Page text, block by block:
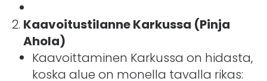
Kaavoitustilanne Karkussa (Pinja
Ahola)
Kaavoittaminen Karkussa on hidasta,
koska alue on monella tavalla rikas: